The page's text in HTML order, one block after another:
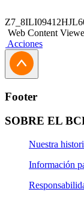
Web Content
Acciones
Footer
SOBRE EL
Nuestra
Información